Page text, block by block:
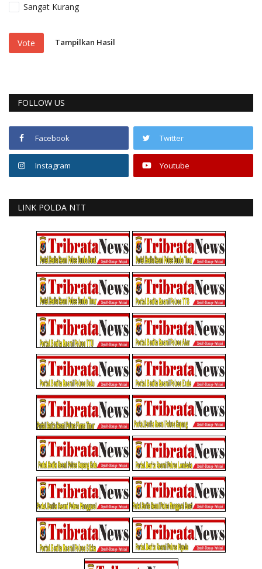
Sangat Kurang
Vote Tampilkan Hasil
FOLLOW US
Facebook Twitter
Instagram Youtube
LINK POLDA NTT